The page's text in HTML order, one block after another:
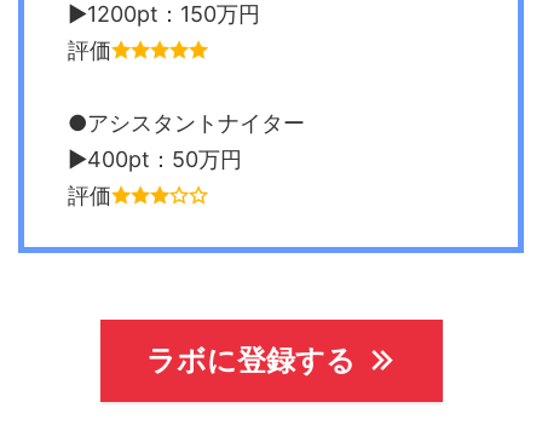
▶︎1200pt：150万円
評価
●アシスタントナイター
▶︎400pt：50万円
評価
ラボに登録する